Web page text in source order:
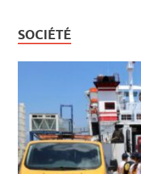
SOCIÉTÉ